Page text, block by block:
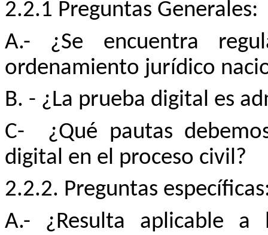
2.2.1 Preguntas Generales:
A.- ¿Se encuentra
ordenamiento jurídico
B. - ¿La prueba digital es
C-
¿Qué pautas
digital en el proceso civil?
2.2.2. Preguntas
A.- ¿Resulta aplicable